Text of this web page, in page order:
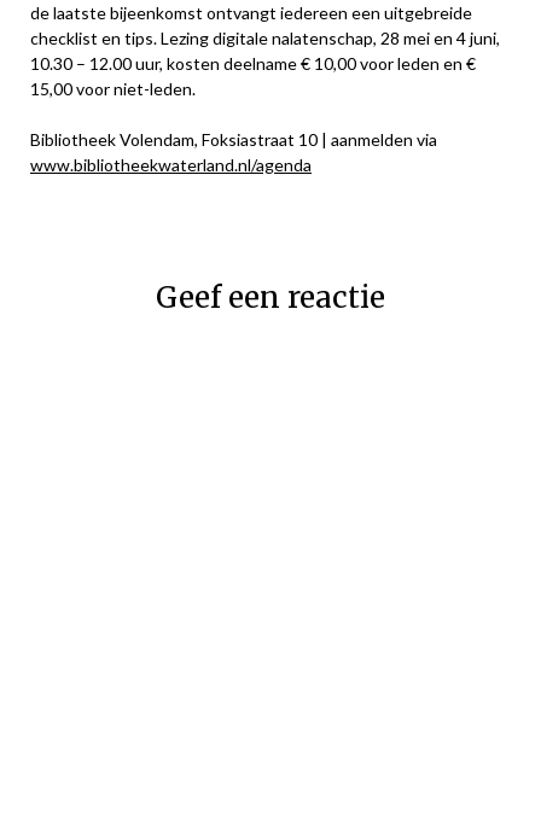
de laatste bijeenkomst ontvangt iedereen een uitgebreide
checklist en tips. Lezing digitale nalatenschap, 28 mei en 4 juni,
10.30 – 12.00 uur, kosten deelname € 10,00 voor leden en €
15,00 voor niet-leden.
Bibliotheek Volendam, Foksiastraat 10 | aanmelden via
www.bibliotheekwaterland.nl/agenda
Geef een reactie